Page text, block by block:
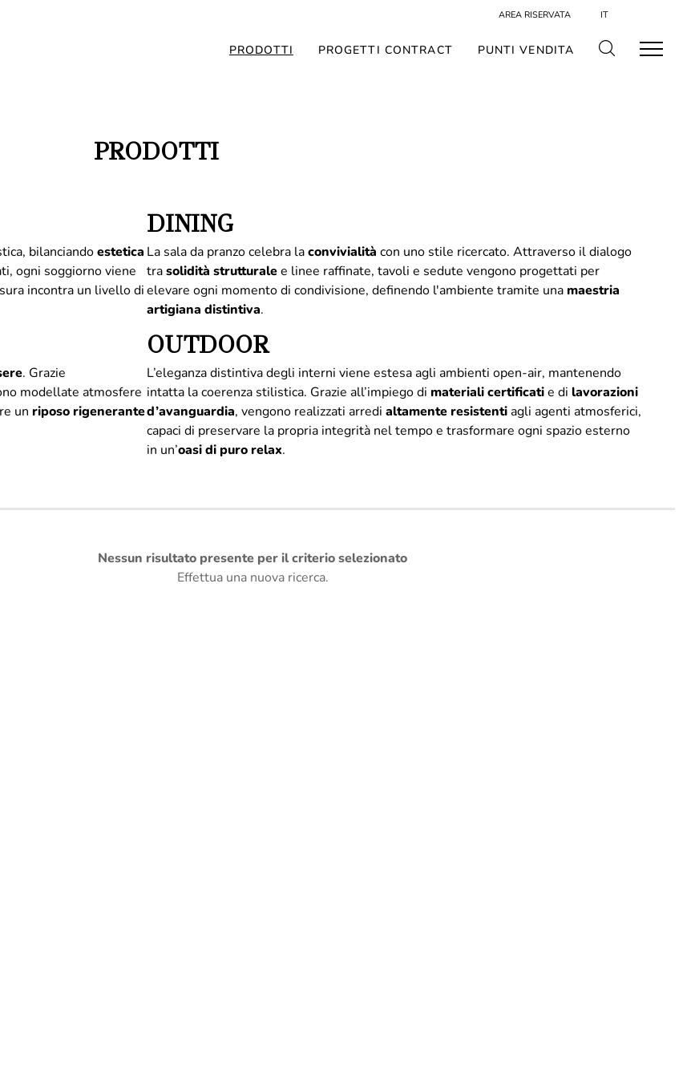
AREA RISERVATA IT
PRODOTTI PROGETTI CONTRACT PUNTI VENDITA
PRODOTTI
bilanciandoestetica
ogni soggiorno viene
incontra un livello di
DINING
La sala da pranzo celebra laconvivialità con uno stile ricercato. Attraverso il dialogo
trasolidità strutturalee linee raffinate, tavoli e sedute vengono progettati per
elevare ogni momento di condivisione, definendo l'ambiente tramite una maestria
artigiana distintiva.
. Grazie
modellate atmosfere
un riposo rigenerante
OUTDOOR
L’eleganza distintiva degli interni viene estesa agli ambienti open-air, mantenendo
intatta la coerenza stilistica. Grazie all’impiego di materialicertificatie di lavorazioni
d’avanguardia, vengono realizzati arredi altamente resistentiagli agenti atmosferici,
capaci di preservare la propria integrità nel tempo e trasformare ogni spazio esterno
in un’oasi di puro relax.
Nessun risultato presente per il criterio selezionato
Effettua una nuova ricerca.